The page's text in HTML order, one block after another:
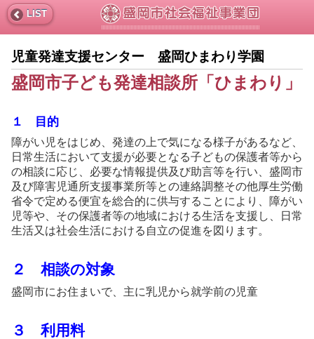
LIST
児童発達支援センター 盛岡ひまわり学園
盛岡市子ども発達相談所「ひまわり」
１ 目的
障がい児をはじめ、発達の上で気になる様子があるなど、
日常生活において支援が必要となる子どもの保護者等から
の相談に応じ、必要な情報提供及び助言等を行い、盛岡市
及び障害児通所支援事業所等との連絡調整その他厚生労働
省令で定める便宜を総合的に供与することにより、障がい
児等や、その保護者等の地域における生活を支援し、日常
生活又は社会生活における自立の促進を図ります。
２ 相談の対象
盛岡市にお住まいで、主に乳児から就学前の児童
３ 利用料